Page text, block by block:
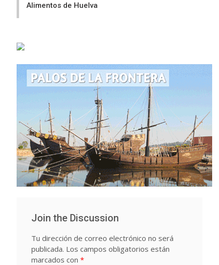
Alimentos de Huelva
Join the Discussion
Tu dirección de correo electrónico no será
publicada. Los campos obligatorios están
marcados con *